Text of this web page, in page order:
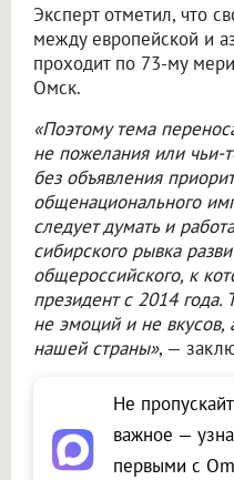
Эксперт отметил, что
между европейской и
проходит по 73-му
Омск.
«Поэтому тема
не пожелания или чьи-
без объявления
общенационального
следует думать и
сибирского рывка
общероссийского, к
президент с 2014 года.
не эмоций и не
нашей страны», —
Не
важное —
первыми с